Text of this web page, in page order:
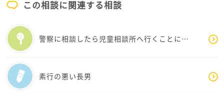
すぎず、お子様との日々を中心に、心身をどこかで休
めながら過ごされるのが一番かなと思います。
できればどしどし、ご両親にそのことを愚痴っていい
と思います。
もし、今後話し合いが必要になった時に、ご両親が今
のRさんのお辛い心情をわかっているとお話を進めやす
この相談に関連する相談
警察に相談したら児童相談所へ行くことに…
素行の悪い長男